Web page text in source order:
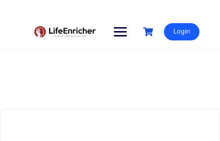
Login